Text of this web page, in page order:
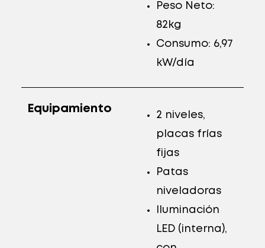
Peso Neto:
82kg
Consumo: 6,97
kW/día
Equipamiento
2 niveles,
placas frías
fijas
Patas
niveladoras
Iluminación
LED (interna),